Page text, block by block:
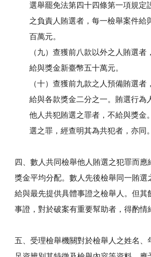
選舉罷免法第四十四條第一項規定
之負責人賄選者，每一檢舉案件給
百萬元。
（九）查獲前八款以外之人賄選者
給與獎金新臺幣五十萬元。
（十）查獲前九款之人預備賄選者
給與各款獎金二分之一。賄選行為
他人共犯賄選之罪者，不給與獎金
選之罪，經查明其為共犯者，亦同。
四、數人共同檢舉他人賄選之犯罪而應
獎金平均分配。數人先後檢舉同一賄選
給與最先提供具體事證之檢舉人。但其
事證，對於破案有重要幫助者，得酌情
五、受理檢舉機關對於檢舉人之姓名、